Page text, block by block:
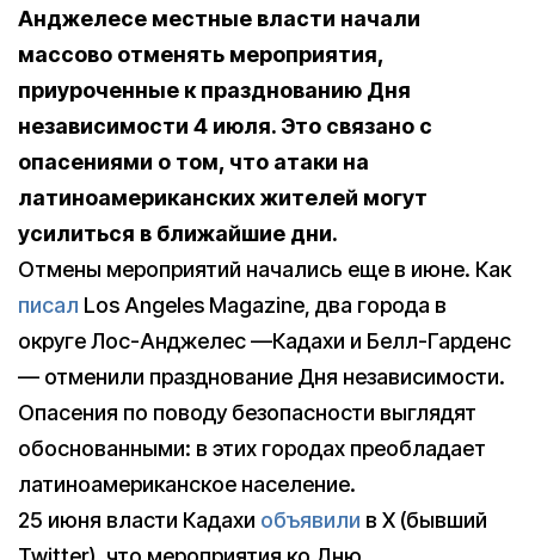
Анджелесе местные власти начали
массово отменять мероприятия,
приуроченные к празднованию Дня
независимости 4 июля. Это связано с
опасениями о том, что атаки на
латиноамериканских жителей могут
усилиться в ближайшие дни.
Отмены мероприятий начались еще в июне. Как
писал Los Angeles Magazine, два города в
округе Лос-Анджелес —Кадахи и Белл-Гарденс
— отменили празднование Дня независимости.
Опасения по поводу безопасности выглядят
обоснованными: в этих городах преобладает
латиноамериканское население.
25 июня власти Кадахи объявили в X (бывший